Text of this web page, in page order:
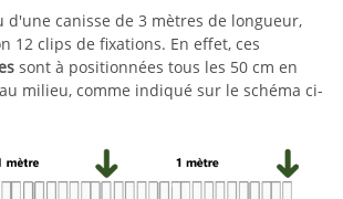
d'une canisse de 3 mètres de longueur,
12 clips de fixations. En effet, ces
sont à positionnées tous les 50 cm en
milieu, comme indiqué sur le schéma ci-